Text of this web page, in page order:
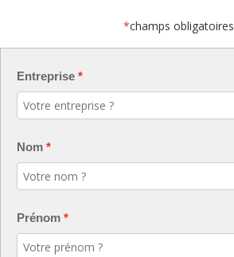
*champs obligatoires
Entreprise
Nom
Prénom